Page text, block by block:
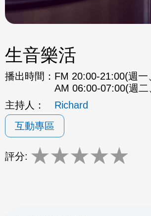
生音樂活
播出時間： FM 20:00-21:00(週一
AM 06:00-07:00(週二
主持人：
Richard
互動專區
評分: ★★★★★